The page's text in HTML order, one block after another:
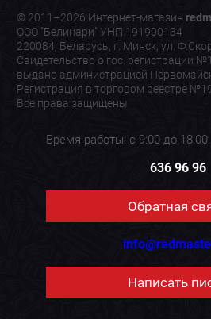
© 2011–2026 Интернет-магазин
ООО "Белинари" УНП 191900134
220084, Беларусь, г. Минск, ул.
Свидетельство о гос. регистрации
выдано администрацией
Регистрация в торговом реестре
Все права защищены
Время работы: с 9:00 до
636 96 96
Обратная
Написать